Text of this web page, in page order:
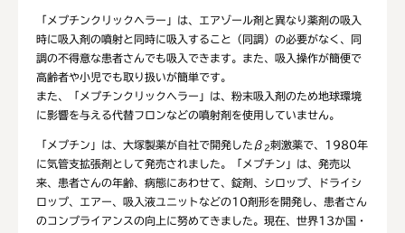
「メプチンクリックヘラー」は、エアゾール剤と異なり薬剤の吸入
時に吸入剤の噴射と同時に吸入すること（同調）の必要がなく、同
調の不得意な患者さんでも吸入できます。また、吸入操作が簡便で
高齢者や小児でも取り扱いが簡単です。
また、「メプチンクリックヘラー」は、粉末吸入剤のため地球環境
に影響を与える代替フロンなどの噴射剤を使用していません。
「メプチン」は、大塚製薬が自社で開発したβ 2刺激薬で、1980年
に気管支拡張剤として発売されました。「メプチン」は、発売以
来、患者さんの年齢、病態にあわせて、錠剤、シロップ、ドライシ
ロップ、エアー、吸入液ユニットなどの10剤形を開発し、患者さん
のコンプライアンスの向上に努めてきました。現在、世界13か国・